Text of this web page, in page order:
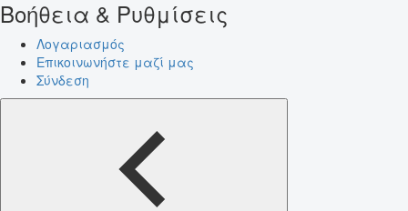
Βοήθεια & Ρυθμίσεις
Λογαριασμός
Επικοινωνήστε μαζί μας
Σύνδεση